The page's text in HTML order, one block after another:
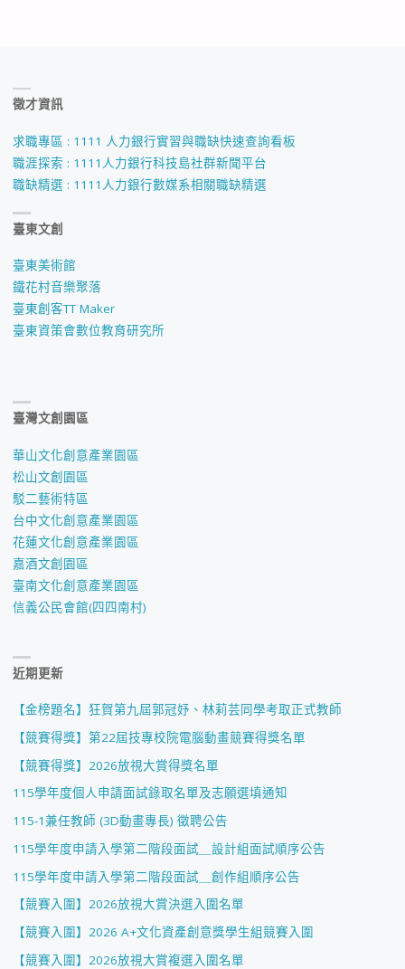
徵才資訊
求職專區 : 1111 人力銀行實習與職缺快速查詢看板
職涯探索 : 1111人力銀行科技島社群新聞平台
職缺精選 : 1111人力銀行數媒系相關職缺精選
臺東文創
臺東美術館
鐵花村音樂聚落
臺東創客TT Maker
臺東資策會數位教育研究所
臺灣文創園區
華山文化創意產業園區
松山文創園區
駁二藝術特區
台中文化創意產業園區
花蓮文化創意產業園區
嘉酒文創園區
臺南文化創意產業園區
信義公民會館(四四南村)
近期更新
【金榜題名】狂賀第九屆郭冠妤、林莉芸同學考取正式教師
【競賽得獎】第22屆技專校院電腦動畫競賽得獎名單
【競賽得獎】2026放視大賞得獎名單
115學年度個人申請面試錄取名單及志願選填通知
115-1兼任教師 (3D動畫專長) 徵聘公告
115學年度申請入學第二階段面試＿設計組面試順序公告
115學年度申請入學第二階段面試＿創作組順序公告
【競賽入圍】2026放視大賞決選入圍名單
【競賽入圍】2026 A+文化資產創意獎學生組競賽入圍
【競賽入圍】2026放視大賞複選入圍名單